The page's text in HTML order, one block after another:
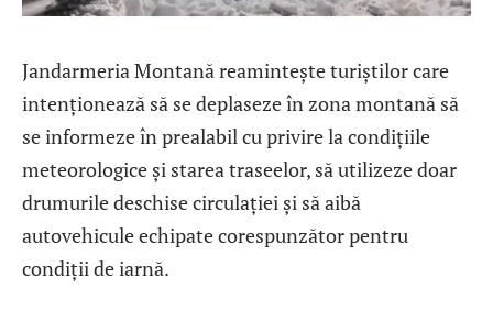
Jandarmeria Montană reamintește turiștilor care
intenționează să se deplaseze în zona montană să
se informeze în prealabil cu privire la condițiile
meteorologice și starea traseelor, să utilizeze doar
drumurile deschise circulației și să aibă
autovehicule echipate corespunzător pentru
condiții de iarnă.